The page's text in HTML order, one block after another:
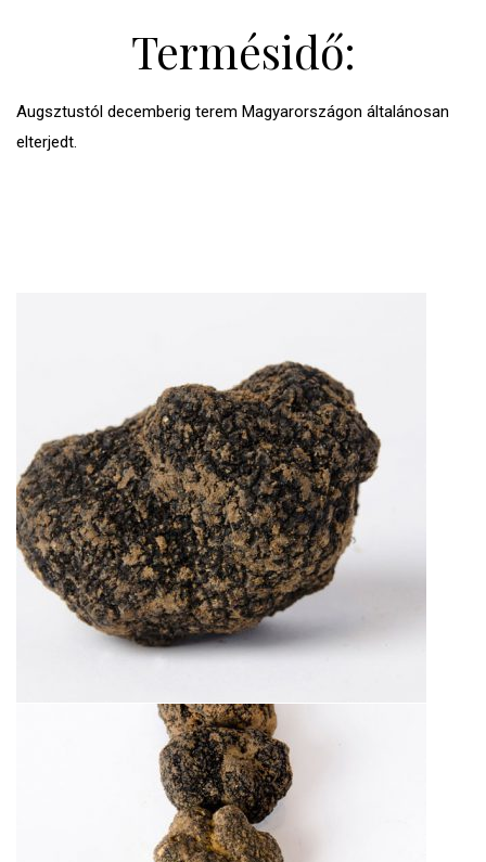
Termésidő:
Augsztustól decemberig terem Magyarországon általánosan
elterjedt.